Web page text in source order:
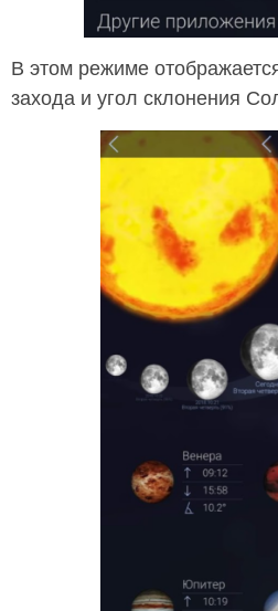
В этом режиме
захода и угол склонения